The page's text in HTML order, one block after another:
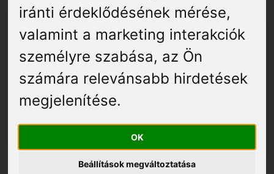
iránti érdeklődésének mérése,
valamint a marketing interakciók
személyre szabása, az Ön
számára relevánsabb hirdetések
megjelenítése.
OK
Beállítások megváltoztatása
Kumánia Gyógyászat
Kisújszállás, Rákóczi u. 8-12.
Telefonon: 06 70 682 6267